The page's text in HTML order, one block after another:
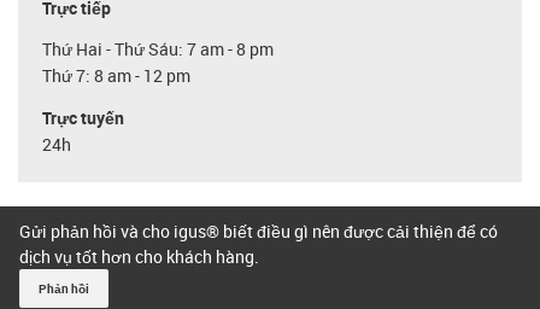
Trực tiếp
Thứ Hai - Thứ Sáu: 7 am - 8 pm
Thứ 7: 8 am - 12 pm
Trực tuyến
24h
Gửi phản hồi và cho igus® biết điều gì nên được cải thiện để có
dịch vụ tốt hơn cho khách hàng.
Phản hồi